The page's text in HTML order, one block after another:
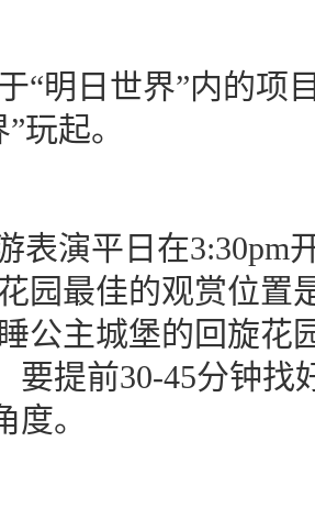
日世界”内的项目
玩起。
演平日在3:30pm
园最佳的观赏位置
公主城堡的回旋花
要提前30-45分钟
。